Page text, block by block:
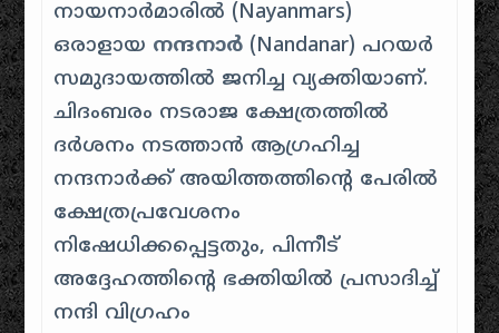
നായനാർമാരിൽ (Nayanmars)
ഒരാളായ നന്ദനാർ (Nandanar) പറയർ
സമുദായത്തിൽ ജനിച്ച വ്യക്തിയാണ്.
ചിദംബരം നടരാജ ക്ഷേത്രത്തിൽ
ദർശനം നടത്താൻ ആഗ്രഹിച്ച
നന്ദനാർക്ക് അയിത്തത്തിന്റെ പേരിൽ
ക്ഷേത്രപ്രവേശനം
നിഷേധിക്കപ്പെട്ടതും, പിന്നീട്
അദ്ദേഹത്തിന്റെ ഭക്തിയിൽ പ്രസാദിച്ച്
നന്ദി വിഗ്രഹം